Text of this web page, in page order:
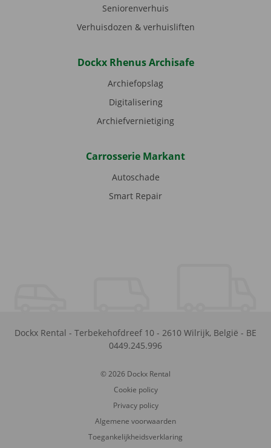
Seniorenverhuis
Verhuisdozen & verhuisliften
Dockx Rhenus Archisafe
Archiefopslag
Digitalisering
Archiefvernietiging
Carrosserie Markant
Autoschade
Smart Repair
Dockx Rental - Terbekehofdreef 10 - 2610 Wilrijk, België - BE
0449.245.996
© 2026 Dockx Rental
Cookie policy
Privacy policy
Algemene voorwaarden
Toegankelijkheidsverklaring